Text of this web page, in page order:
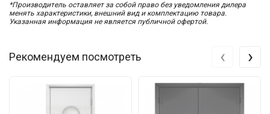
*Производитель оставляет за собой право без уведомления дилера
менять характеристики, внешний вид и комплектацию товара.
Указанная информация не является публичной офертой.
Рекомендуем посмотреть ‹ ›